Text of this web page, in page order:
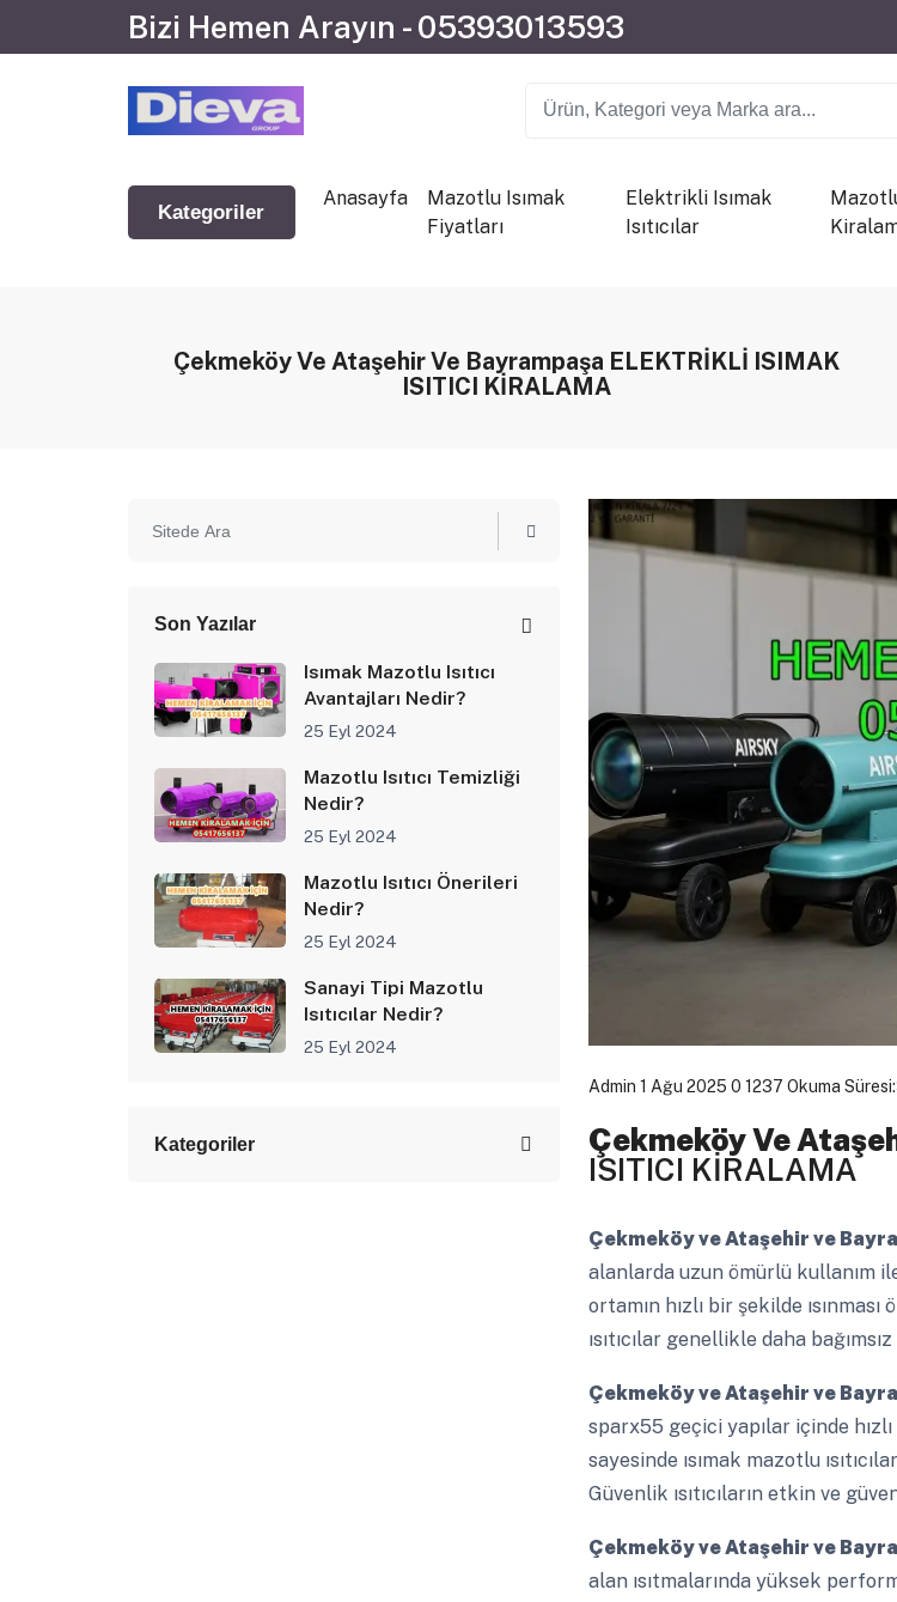
Bizi Hemen Arayın - 05393013593
Kategoriler
Anasayfa
Mazotlu Isımak
Fiyatları
Elektrikli Isımak
Isıtıcılar
Çekmeköy Ve Ataşehir Ve Bayrampaşa ELEKTRİKLİ ISIMAK
ISITICI KİRALAMA
Son Yazılar
Isımak Mazotlu Isıtıcı
Avantajları Nedir?
25 Eyl 2024
Mazotlu Isıtıcı Temizliği
Nedir?
25 Eyl 2024
Mazotlu Isıtıcı Önerileri
Nedir?
25 Eyl 2024
Sanayi Tipi Mazotlu
Isıtıcılar Nedir?
25 Eyl 2024
Kategoriler
Admin 1 Ağu 2025 0 1237 Okuma
Çekmeköy Ve
ISITICI KİRALAMA
Çekmeköy ve Ataşehir ve
alanlarda uzun ömürlü kullanım
ortamın hızlı bir şekilde
ısıtıcılar genellikle daha
Çekmeköy ve Ataşehir ve
sparx55 geçici yapılar içinde
sayesinde ısımak mazotlu
Güvenlik ısıtıcıların etkin ve
Çekmeköy ve Ataşehir ve
alan ısıtmalarında yüksek